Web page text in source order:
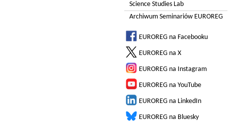
Science Studies Lab
Archiwum Seminariów EUROREG
EUROREG na Facebooku
EUROREG na X
EUROREG na Instagram
EUROREG na YouTube
EUROREG na LinkedIn
EUROREG na Bluesky